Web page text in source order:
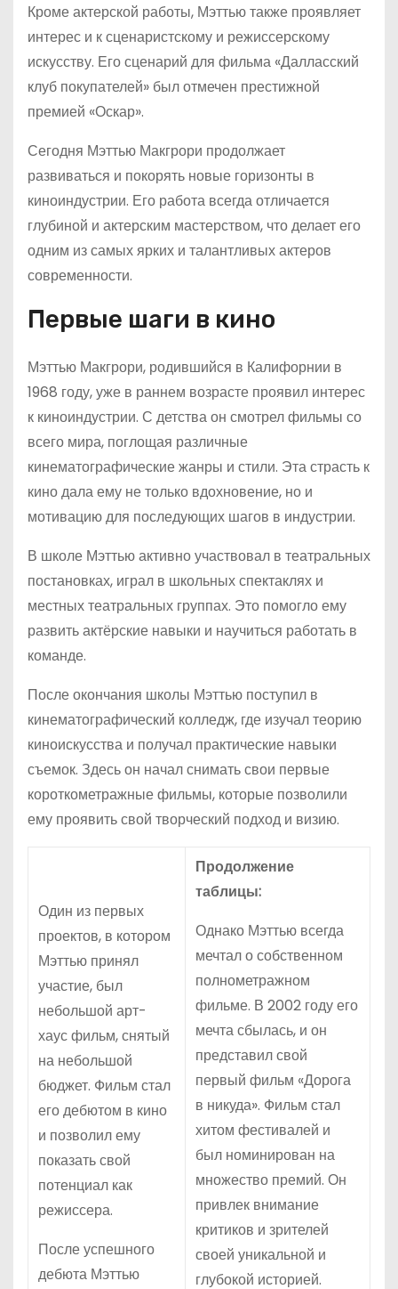
Кроме актерской работы, Мэттью также проявляет
интерес и к сценаристскому и режиссерскому
искусству. Его сценарий для фильма «Далласский
клуб покупателей» был отмечен престижной
премией «Оскар».
Сегодня Мэттью Макгрори продолжает
развиваться и покорять новые горизонты в
киноиндустрии. Его работа всегда отличается
глубиной и актерским мастерством, что делает его
одним из самых ярких и талантливых актеров
современности.
Первые шаги в кино
Мэттью Макгрори, родившийся в Калифорнии в
1968 году, уже в раннем возрасте проявил интерес
к киноиндустрии. С детства он смотрел фильмы со
всего мира, поглощая различные
кинематографические жанры и стили. Эта страсть к
кино дала ему не только вдохновение, но и
мотивацию для последующих шагов в индустрии.
В школе Мэттью активно участвовал в театральных
постановках, играл в школьных спектаклях и
местных театральных группах. Это помогло ему
развить актёрские навыки и научиться работать в
команде.
После окончания школы Мэттью поступил в
кинематографический колледж, где изучал теорию
киноискусства и получал практические навыки
съемок. Здесь он начал снимать свои первые
короткометражные фильмы, которые позволили
ему проявить свой творческий подход и визию.
Один из первых
проектов, в котором
Мэттью принял
участие, был
небольшой арт-
хаус фильм, снятый
на небольшой
бюджет. Фильм стал
его дебютом в кино
и позволил ему
показать свой
потенциал как
режиссера.
После успешного
дебюта Мэттью
Продолжение
таблицы:
Однако Мэттью всегда
мечтал о собственном
полнометражном
фильме. В 2002 году его
мечта сбылась, и он
представил свой
первый фильм «Дорога
в никуда». Фильм стал
хитом фестивалей и
был номинирован на
множество премий. Он
привлек внимание
критиков и зрителей
своей уникальной и
глубокой историей.